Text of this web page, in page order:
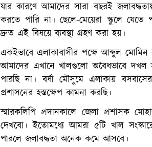
যার কারণে আমাদের সারা বছরই
করতে পারি না। ছেলে-মেয়েরা স্কুলে যেতে
দ্রুত এই বিষয়ে ব্যবস্থা গ্রহণ করা হয়।
একইভাবে এলাকাবাসীর পক্ষে আব্দুল
আমাদের এখানে খালগুলো অবৈধভাবে দখল
পারছি না। বর্ষা মৌসুমে এলাকায়
প্রশাসনের হস্তক্ষেপ কামনা করছি।
স্মারকলিপি প্রদানকালে জেলা প্রশাসক
দেখবো। ইতোমধ্যে আমরা ৫টি খাল
পারলে জলাবদ্ধতা অনেক কমে আসবে।